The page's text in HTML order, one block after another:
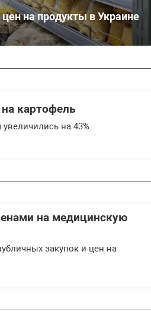
на продукты в Украине
картофель
на 43%.
на медицинскую
закупок и цен на